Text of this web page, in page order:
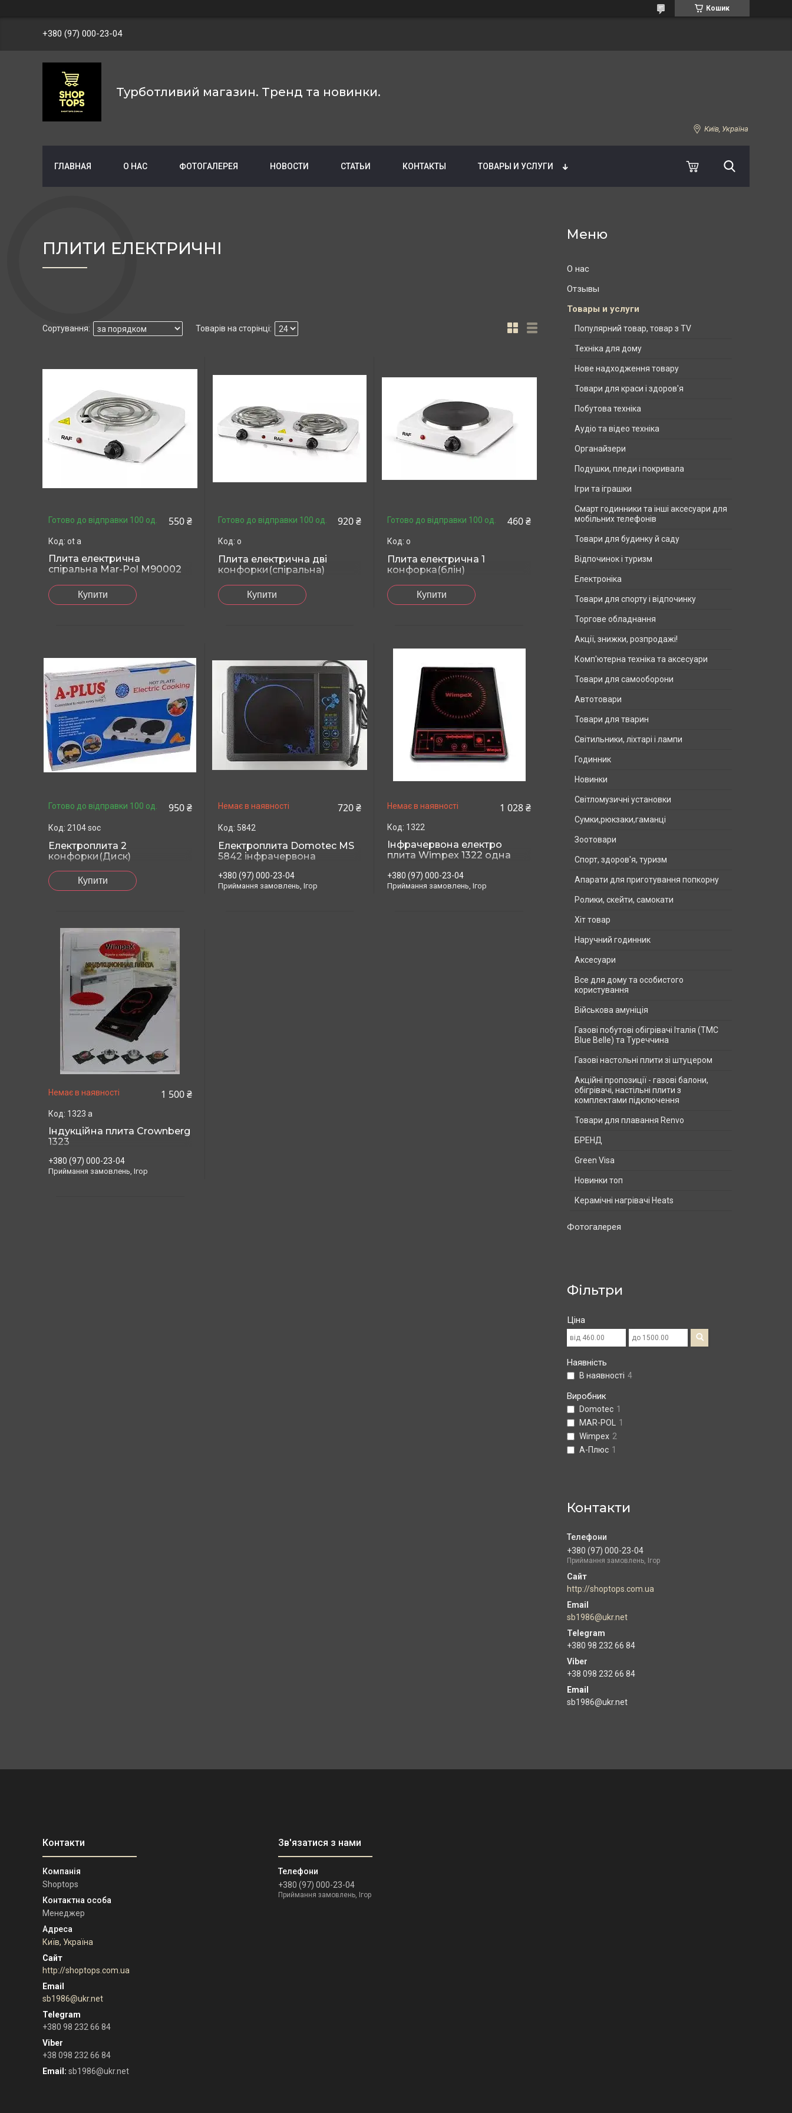
Кошик
+380 (97) 000-23-04
Турботливий магазин. Тренд та новинки.
Київ, Україна
ГЛАВНАЯ О НАС ФОТОГАЛЕРЕЯ НОВОСТИ СТАТЬИ КОНТАКТЫ ТОВАРЫ И УСЛУГИ
О нас
Отзывы
Товары и услуги
Популярний товар, товар з TV
Техніка для дому
Нове надходження товару
Товари для краси і здоров'я
Побутова техніка
Аудіо та відео техніка
Органайзери
Подушки, пледи і покривала
Ігри та іграшки
Смарт годинники та інші аксесуари для
мобільних телефонів
Товари для будинку й саду
Відпочинок і туризм
Електроніка
Товари для спорту і відпочинку
Торгове обладнання
Акції, знижки, розпродажі!
Комп'ютерна техніка та аксесуари
Товари для самооборони
Автотовари
Товари для тварин
Світильники, ліхтарі і лампи
Годинник
Новинки
Світломузичні установки
Сумки,рюкзаки,гаманці
Зоотовари
Спорт, здоров'я, туризм
Апарати для приготування попкорну
Ролики, скейти, самокати
Хіт товар
Наручний годинник
Аксесуари
Все для дому та особистого
користування
Військова амуніція
Газові побутові обігрівачі Італія (ТМС
Blue Belle) та Туреччина
Газові настольні плити зі штуцером
Акційні пропозиції - газові балони,
обігрівачі, настільні плити з
комплектами підключення
Товари для плавання Renvo
БРЕНД
Green Visa
Новинки топ
Керамічні нагрівачі Heats
Фотогалерея
Фільтри
Ціна
Наявність
В наявності 4
Виробник
Domotec 1
MAR-POL 1
Wimpex 2
А-Плюс 1
Контакти
+380 (97) 000-23-04
Приймання замовлень, Ігор
http://shoptops.com.ua
sb1986@ukr.net
+380 98 232 66 84
+38 098 232 66 84
Email
sb1986@ukr.net
ПЛИТИ ЕЛЕКТРИЧНІ
Готово до відправки 100 од. 550 ₴
ot а
Плита електрична
спіральна Mar-Pol M90002
Купити
Готово до відправки 100 од. 920 ₴
o
Плита електрична дві
конфорки(спіральна)
Купити
Готово до відправки 100 од. 460 ₴
o
Плита електрична 1
конфорка(блін)
Купити
Готово до відправки 100 од. 950 ₴
2104 soc
Електроплита 2
конфорки(Диск)
Купити
Немає в наявності 720 ₴
5842
Електроплита Domotec MS
5842 інфрачервона
+380 (97) 000-23-04
Приймання замовлень, Ігор
Немає в наявності 1 028 ₴
1322
Інфрачервона електро
плита Wimpex 1322 одна
+380 (97) 000-23-04
Приймання замовлень, Ігор
Немає в наявності 1 500 ₴
1323 а
Індукційна плита Crownberg
1323
+380 (97) 000-23-04
Приймання замовлень, Ігор
Shoptops
Менеджер
Київ, Україна
http://shoptops.com.ua
sb1986@ukr.net
+380 98 232 66 84
+38 098 232 66 84
Email
sb1986@ukr.net
+380 (97) 000-23-04
Приймання замовлень, Ігор